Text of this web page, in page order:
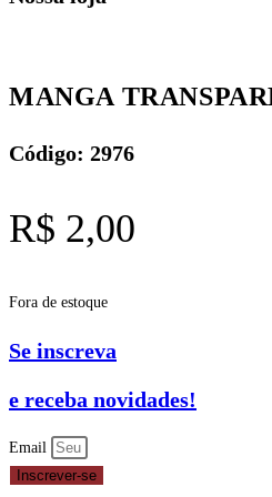
MANGA
Código: 2976
R$ 2,00
Fora de estoque
Se inscreva
e receba novidades!
Email
Inscrever-se